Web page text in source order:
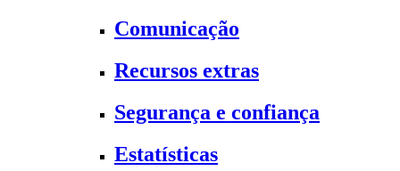
Comunicação
Recursos extras
Segurança e confiança
Estatísticas